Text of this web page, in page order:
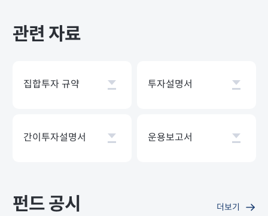
관련 자료
집합투자 규약 투자설명서
간이투자설명서 운용보고서
펀드 공시 더보기